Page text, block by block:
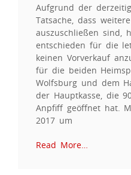
Aufgrund der
Tatsache, dass
auszuschließen sind,
entschieden für die
keinen Vorverkauf
für die beiden
Wolfsburg und dem
der Hauptkasse, die
Anpfiff geöffnet hat.
2017 um
Read More…